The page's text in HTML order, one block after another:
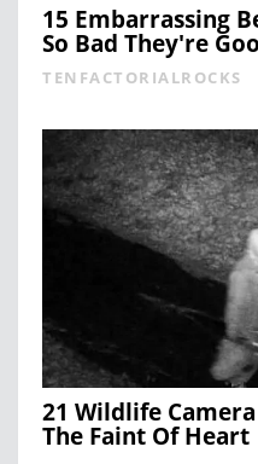
15 Embarrassing
So Bad They're
TENFACTORIALROCKS
21 Wildlife
The Faint Of Heart